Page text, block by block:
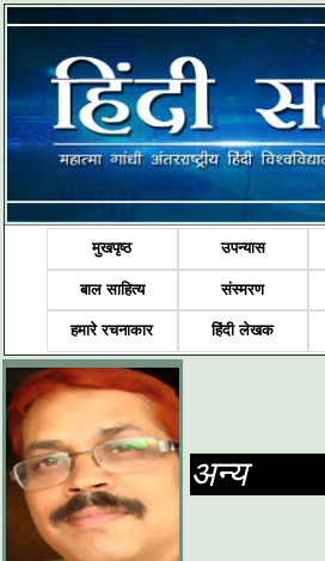
मुखपृष्ठ उपन्यास
बाल साहित्य संस्मरण
हमारे रचनाकार हिंदी लेखक
अन्य